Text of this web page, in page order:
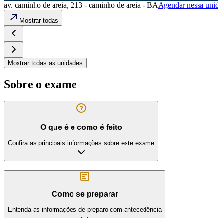
av. caminho de areia, 213 - caminho de areia - BAAgendar nessa
Mostrar todas
Mostrar todas as unidades
Sobre o exame
O que é e como é feito
Confira as principais informações sobre este exame
Como se preparar
Entenda as informações de preparo com antecedência